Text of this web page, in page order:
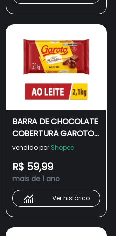
BARRA DE CHOCOLATE
COBERTURA GAROTO
SABOR 2.1 KG
vendido por Shopee
R$ 59,99
mais de 1 ano
Ver histórico